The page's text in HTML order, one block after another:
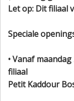
Let op: Dit filiaal
Speciale
• Vanaf
filiaal
Petit Kaddour